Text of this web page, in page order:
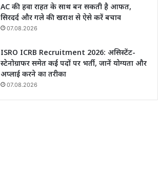
AC की हवा राहत के साथ बन सकती है आफत,
सिरदर्द और गले की खराश से ऐसे करें बचाव
07.08.2026
ISRO ICRB Recruitment 2026: असिस्टेंट-
स्टेनोग्राफर समेत कई पदों पर भर्ती, जानें योग्यता और
अप्लाई करने का तरीका
07.08.2026